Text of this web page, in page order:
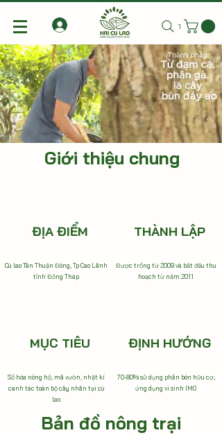
Tìm kiếm
Giới thiệu chung
ĐỊA ĐIỂM
Cù lao Tân Thuận Đông, Tp Cao Lãnh
tỉnh Đồng Tháp
MỤC TIÊU
Số hóa nông hộ, mã vườn, nhật kí
canh tác toàn bộ cây nhãn tại cù
lao
THÀNH LẬP
Được trồng từ 2009 và bắt đầu thu
hoạch từ năm 2011
ĐỊNH HƯỚNG
70-80% sử dụng phân bón hữu cơ,
ứng dụng vi sinh IMO
Bản đồ nông trại